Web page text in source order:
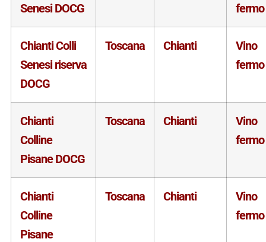
Senesi DOCG
fermo
Chianti Colli
Senesi riserva
DOCG
Toscana Chianti
Vino
fermo
Chianti
Colline
Pisane DOCG
Toscana Chianti
Vino
fermo
Chianti
Colline
Pisane
Toscana Chianti
Vino
fermo